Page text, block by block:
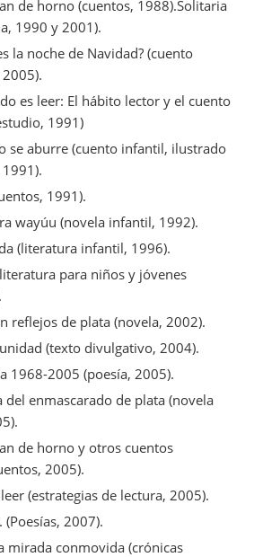
de horno (cuentos, 1988).Solitaria
1990 y 2001).
la noche de Navidad? (cuento
es leer: El hábito lector y el cuento
1991)
se aburre (cuento infantil, ilustrado
1991).
wayúu (novela infantil, 1992).
(literatura infantil, 1996).
para niños y jóvenes
reflejos de plata (novela, 2002).
(texto divulgativo, 2004).
1968-2005 (poesía, 2005).
del enmascarado de plata (novela
de horno y otros cuentos
2005).
(estrategias de lectura, 2005).
2007).
mirada conmovida (crónicas